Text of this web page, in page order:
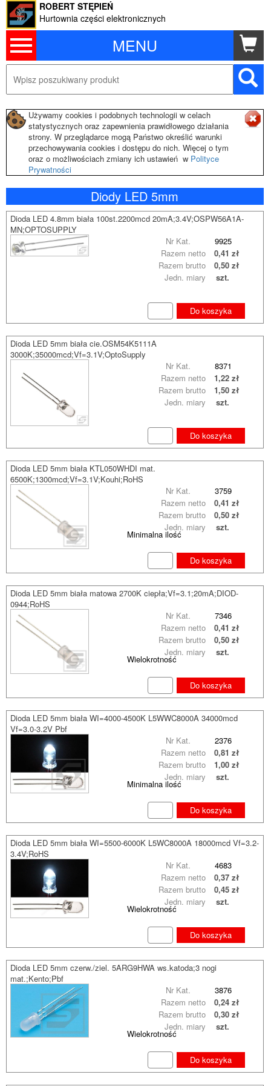
MENU
ROBERT STĘPIEŃ
Hurtownia części elektronicznych
Używamy cookies i podobnych technologii w celach
statystycznych oraz zapewnienia prawidłowego działania
strony. W przeglądarce mogą Państwo określić warunki
przechowywania cookies i dostępu do nich. Więcej o tym
oraz o możliwościach zmiany ich ustawień w Polityce
Prywatności
Diody LED 5mm
Dioda LED 4.8mm biała 100st.2200mcd 20mA;3.4V;OSPW56A1A-
MN;OPTOSUPPLY
Nr Kat.
9925
Razem brutto 0,50 zł
Razem netto 0,41 zł
Jedn. miary szt.
Do koszyka
Dioda LED 5mm biała cie.OSM54K5111A
3000K;35000mcd;Vf=3.1V;OptoSupply
Nr Kat.
8371
Razem brutto 1,50 zł
Razem netto 1,22 zł
Jedn. miary szt.
Do koszyka
Dioda LED 5mm biała KTL050WHDI mat.
6500K;1300mcd;Vf=3.1V;Kouhi;RoHS
Minimalna ilość
Nr Kat. 3759
Razem brutto 0,50 zł
Razem netto 0,41 zł
Jedn. miary szt.
Do koszyka
Dioda LED 5mm biała matowa 2700K ciepła;Vf=3.1;20mA;DIOD-
0944;RoHS
Wielokrotność
Nr Kat. 7346
Razem brutto 0,50 zł
Razem netto 0,41 zł
Jedn. miary szt.
Do koszyka
Dioda LED 5mm biała WI=4000-4500K L5WWC8000A 34000mcd
Vf=3.0-3.2V Pbf
Minimalna ilość
Nr Kat. 2376
Razem brutto 1,00 zł
Razem netto 0,81 zł
Jedn. miary szt.
Do koszyka
Dioda LED 5mm biała WI=5500-6000K L5WC8000A 18000mcd Vf=3.2-
3.4V;RoHS
Wielokrotność
Nr Kat. 4683
Razem brutto 0,45 zł
Razem netto 0,37 zł
Jedn. miary szt.
Do koszyka
Dioda LED 5mm czerw./ziel. 5ARG9HWA ws.katoda;3 nogi
mat.;Kento;Pbf
Wielokrotność
Nr Kat. 3876
Razem brutto 0,30 zł
Razem netto 0,24 zł
Jedn. miary szt.
Do koszyka